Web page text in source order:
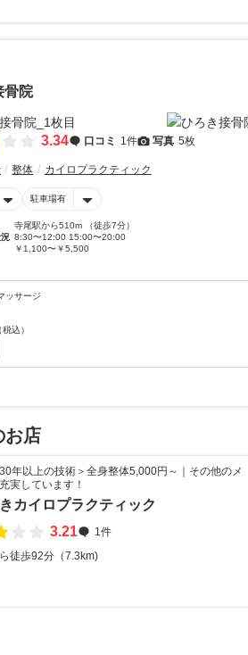
骨院
3.34 口コミ 1件 写真 5枚
整体 カイロプラクティック
駐車場有
寺尾駅から510m （徒歩7分）
8:30〜12:00 15:00〜20:00
￥1,100〜￥5,500
ッサージ
税込）
お店
年以上の技術＞全身整体5,000円～｜その他のメ
実しています！
カイロプラクティック
3.21
1件
徒歩92分（7.3km)